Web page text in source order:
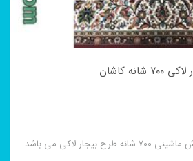
کاشان
لاکی می باشد